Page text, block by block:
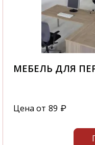
МЕБЕЛЬ ДЛЯ
Цена от 89 ₽